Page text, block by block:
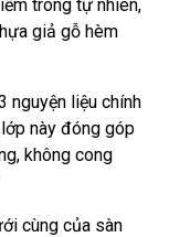
trong tự nhiên,
giả gỗ hèm
nguyện liệu chính
này đóng góp
không cong
cùng của sàn